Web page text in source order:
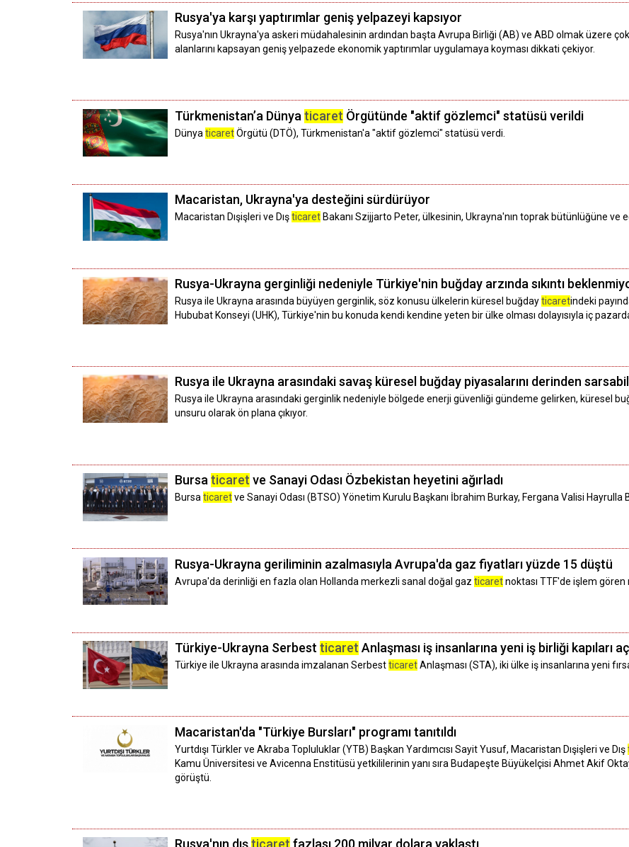
Rusya'ya karşı yaptırımlar geniş yelpazeyi kapsıyor
Rusya'nın Ukrayna'ya askeri müdahalesinin ardından başta Avrupa Birliği (AB) ve ABD olmak üzere
alanlarını kapsayan geniş yelpazede ekonomik yaptırımlar uygulamaya koyması dikkati çekiyor.
Türkmenistan’a Dünya ticaret Örgütünde "aktif gözlemci" statüsü verildi
Dünya ticaretÖrgütü (DTÖ), Türkmenistan'a "aktif gözlemci" statüsü verdi.
Macaristan, Ukrayna'ya desteğini sürdürüyor
Macaristan Dışişleri ve Dışticaret Bakanı Szijjarto Peter, ülkesinin, Ukrayna'nın toprak bütünlüğüne ve
Rusya-Ukrayna gerginliği nedeniyle Türkiye'nin buğday arzında sıkıntı
Rusya ile Ukrayna arasında büyüyen gerginlik, söz konusu ülkelerin küresel buğdayticaretindeki
Hububat Konseyi (UHK), Türkiye'nin bu konuda kendi kendine yeten bir ülke olması dolayısıyla iç
Rusya ile Ukrayna arasındaki savaş küresel buğday piyasalarını derinden
Rusya ile Ukrayna arasındaki gerginlik nedeniyle bölgede enerji güvenliği gündeme gelirken, küresel
unsuru olarak ön plana çıkıyor.
Bursa ticaret ve Sanayi Odası Özbekistan heyetini ağırladı
Bursa ticaretve Sanayi Odası (BTSO) Yönetim Kurulu Başkanı İbrahim Burkay, Fergana Valisi Hayrulla
Rusya-Ukrayna geriliminin azalmasıyla Avrupa'da gaz fiyatları yüzde 15 düştü
Avrupa'da derinliği en fazla olan Hollanda merkezli sanal doğal gaz ticaretnoktası TTF'de işlem
Türkiye-Ukrayna Serbest ticaret Anlaşması iş insanlarına yeni iş birliği kapıları
Türkiye ile Ukrayna arasında imzalanan SerbestticaretAnlaşması (STA), iki ülke iş insanlarına yeni
Macaristan'da "Türkiye Bursları" programı tanıtıldı
Yurtdışı Türkler ve Akraba Topluluklar (YTB) Başkan Yardımcısı Sayit Yusuf, Macaristan Dışişleri ve Dış
Kamu Üniversitesi ve Avicenna Enstitüsü yetkililerinin yanı sıra Budapeşte Büyükelçisi Ahmet Akif
görüştü.